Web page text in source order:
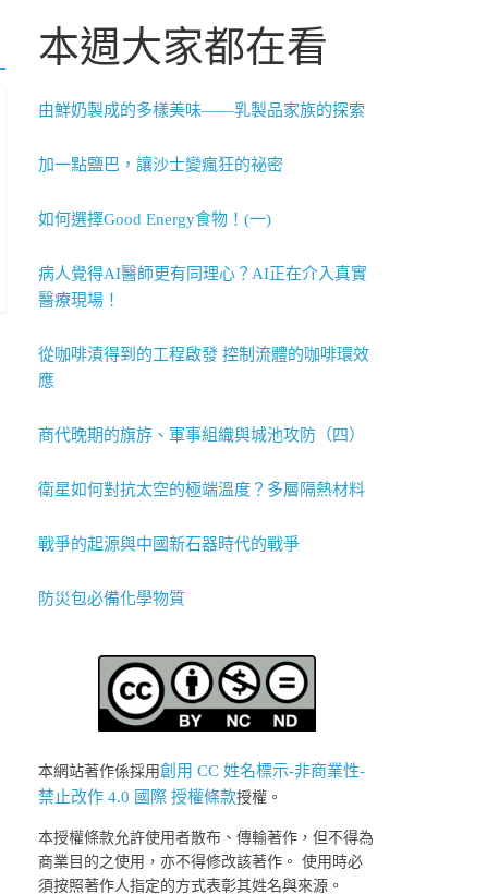
本週大家都在看
由鮮奶製成的多樣美味——乳製品家族的探索
加一點鹽巴，讓沙士變瘋狂的祕密
如何選擇Good Energy食物！(一)
病人覺得AI醫師更有同理心？AI正在介入真實
醫療現場！
從咖啡漬得到的工程啟發 控制流體的咖啡環效
應
商代晚期的旗斿、軍事組織與城池攻防（四）
衛星如何對抗太空的極端溫度？多層隔熱材料
戰爭的起源與中國新石器時代的戰爭
防災包必備化學物質
本網站著作係採用創用 CC 姓名標示-非商業性-
禁止改作 4.0 國際 授權條款授權。
本授權條款允許使用者散布、傳輸著作，但不得為
商業目的之使用，亦不得修改該著作。 使用時必
須按照著作人指定的方式表彰其姓名與來源。